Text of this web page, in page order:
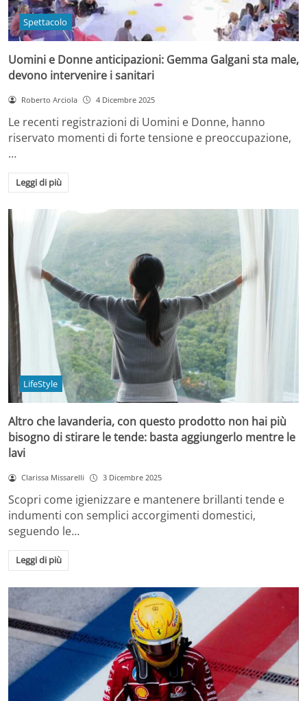
Spettacolo
Uomini e Donne anticipazioni: Gemma Galgani sta male,
devono intervenire i sanitari
Roberto Arciola 4 Dicembre 2025
Le recenti registrazioni di Uomini e Donne, hanno
riservato momenti di forte tensione e preoccupazione,
…
Leggi di più
LifeStyle
Altro che lavanderia, con questo prodotto non hai più
bisogno di stirare le tende: basta aggiungerlo mentre le
lavi
Clarissa Missarelli 3 Dicembre 2025
Scopri come igienizzare e mantenere brillanti tende e
indumenti con semplici accorgimenti domestici,
seguendo le…
Leggi di più